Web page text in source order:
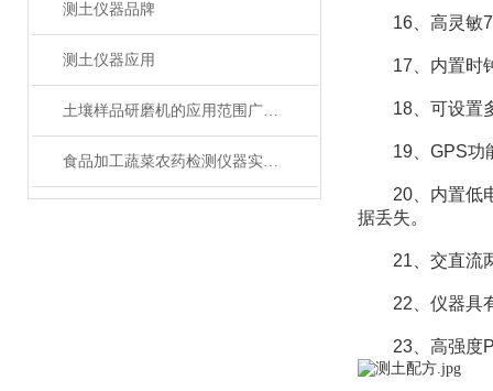
测土仪器品牌
测土仪器应用
土壤样品研磨机的应用范围广泛，你知道多少？
食品加工蔬菜农药检测仪器实验室装备技术分析方案
16、高灵敏7
17、内置时钟
18、可设置多
19、GPS功能
20、内置低电
据丢失。
21、交直流两
22、仪器具有
23、高强度